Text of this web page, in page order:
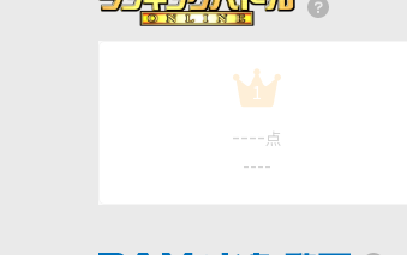
1
---- 点
----